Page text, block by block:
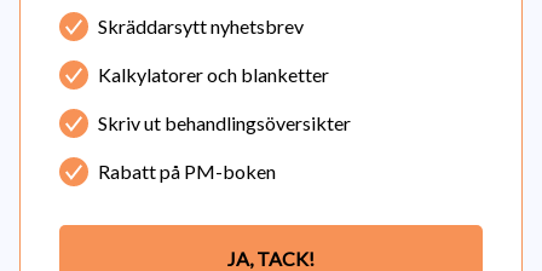
Skräddarsytt nyhetsbrev
Kalkylatorer och blanketter
Skriv ut behandlingsöversikter
Rabatt på PM-boken
JA, TACK!